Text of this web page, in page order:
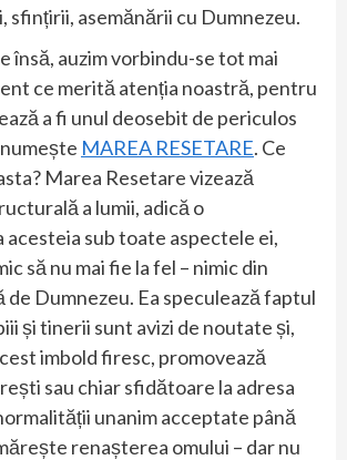
sfințirii, asemănării cu Dumnezeu.
însă, auzim vorbindu-se tot mai
ce merită atenția noastră, pentru
a fi unul deosebit de periculos
MAREA RESETARE. Ce
Marea Resetare vizează
a lumii, adică o
sub toate aspectele ei,
să nu mai fie la fel – nimic din
de Dumnezeu. Ea speculează faptul
și tinerii sunt avizi de noutate și,
imbold firesc, promovează
sau chiar sfidătoare la adresa
unanim acceptate până
renașterea omului – dar nu